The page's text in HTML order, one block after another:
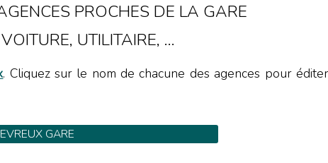
PROCHES DE LA GARE
VOITURE, UTILITAIRE, ...
. Cliquez sur le nom de chacune des agences pour
GARE